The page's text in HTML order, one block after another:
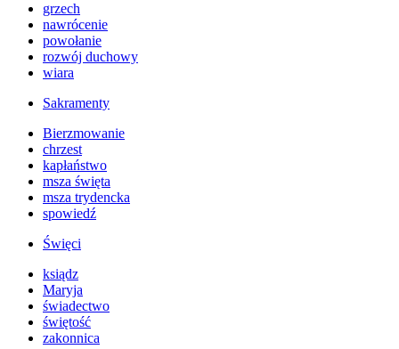
grzech
nawrócenie
powołanie
rozwój duchowy
wiara
Sakramenty
Bierzmowanie
chrzest
kapłaństwo
msza święta
msza trydencka
spowiedź
Święci
ksiądz
Maryja
świadectwo
świętość
zakonnica